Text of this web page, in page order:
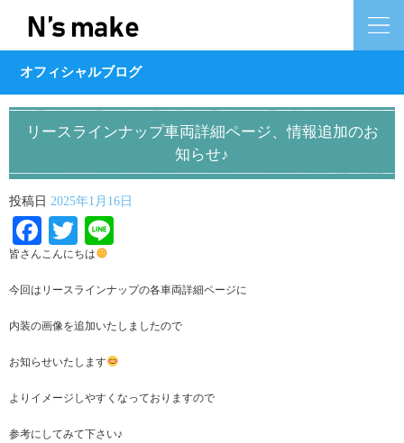
オフィシャルブログ
リースラインナップ車両詳細ページ、情報追加のお
知らせ♪
投稿日 2025年1月16日
Facebook
Twitter
皆さんこんにちは
今回はリースラインナップの各車両詳細ページに
内装の画像を追加いたしましたので
お知らせいたします
よりイメージしやすくなっておりますので
参考にしてみて下さい♪